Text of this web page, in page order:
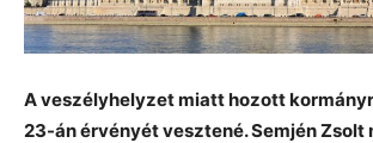
A veszélyhelyzet miatt hozott
23-án érvényét vesztené. Semjén